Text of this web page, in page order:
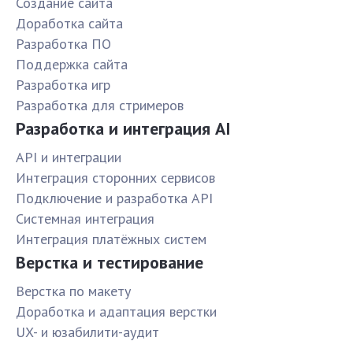
Доработка сайта
Разработка ПО
Поддержка сайта
Разработка игр
Разработка для стримеров
Разработка и интеграция AI
API и интеграции
Интеграция сторонних сервисов
Подключение и разработка API
Системная интеграция
Интеграция платёжных систем
Верстка и тестирование
Верстка по макету
Доработка и адаптация верстки
UX- и юзабилити-аудит